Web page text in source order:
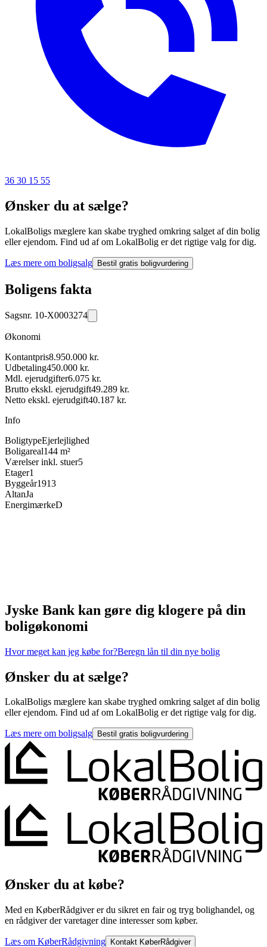
36 30 15 55
Ønsker du at sælge?
LokalBoligs mæglere kan skabe tryghed omkring salget af din bolig
eller ejendom. Find ud af om LokalBolig er det rigtige valg for dig.
Læs mere om boligsalg Bestil gratis boligvurdering
Boligens fakta
Sagsnr. 10-X0003274
Økonomi
Kontantpris8.950.000 kr.
Udbetaling450.000 kr.
Mdl. ejerudgifter6.075 kr.
Brutto ekskl. ejerudgift49.289 kr.
Netto ekskl. ejerudgift40.187 kr.
Info
BoligtypeEjerlejlighed
Boligareal144 m²
Værelser inkl. stuer5
Etager1
Byggeår1913
AltanJa
EnergimærkeD
Jyske Bank kan gøre dig klogere på din
boligøkonomi
Hvor meget kan jeg købe for?Beregn lån til din nye bolig
Ønsker du at sælge?
LokalBoligs mæglere kan skabe tryghed omkring salget af din bolig
eller ejendom. Find ud af om LokalBolig er det rigtige valg for dig.
Læs mere om boligsalg Bestil gratis boligvurdering
Ønsker du at købe?
Med en KøberRådgiver er du sikret en fair og tryg bolighandel, og
en rådgiver der varetager dine interesser som køber.
Læs om KøberRådgivning Kontakt KøberRådgiver